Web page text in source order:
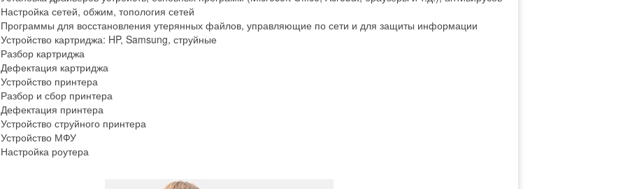
Настройка сетей, обжим, топология сетей
Программы для восстановления утерянных файлов, управляющие по сети и для защиты информации
Устройство картриджа: HP, Samsung, струйные
Разбор картриджа
Дефектация картриджа
Устройство принтера
Разбор и сбор принтера
Дефектация принтера
Устройство струйного принтера
Устройство МФУ
Настройка роутера